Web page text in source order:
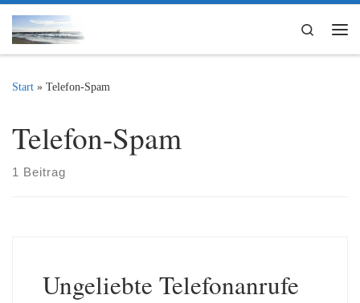
Zum Inhalt springen
Search
Start » Telefon-Spam
Telefon-Spam
1 Beitrag
Ungeliebte Telefonanrufe